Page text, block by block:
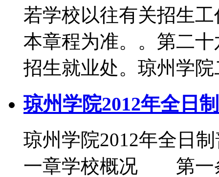
若学校以往有关招生
本章程为准。。第二
招生就业处。琼州学
琼州学院2012年全日
琼州学院2012年全
一章学校概况 第一